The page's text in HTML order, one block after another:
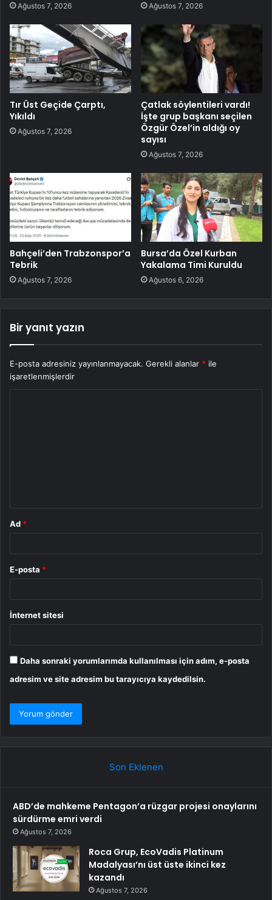
Ağustos 7, 2026 Ağustos 7, 2026
Tır Üst Geçide Çarptı,
Yıkıldı
Ağustos 7, 2026
Çatlak söylentileri vardı!
İşte grup başkanı seçilen
Özgür Özel’in aldığı oy
sayısı
Ağustos 7, 2026
Bahçeli’den Trabzonspor’a
Tebrik
Ağustos 7, 2026
Bursa’da Özel Kurban
Yakalama Timi Kuruldu
Ağustos 6, 2026
Bir yanıt yazın
E-posta adresiniz yayınlanmayacak. Gerekli alanlar * ile
işaretlenmişlerdir
Ad *
E-posta *
İnternet sitesi
Daha sonraki yorumlarımda kullanılması için adım, e-posta
adresim ve site adresim bu tarayıcıya kaydedilsin.
Son Eklenen
ABD’de mahkeme Pentagon’a rüzgar projesi onaylarını
sürdürme emri verdi
Ağustos 7, 2026
Roca Grup, EcoVadis Platinum
Madalyası’nı üst üste ikinci kez
kazandı
Ağustos 7, 2026